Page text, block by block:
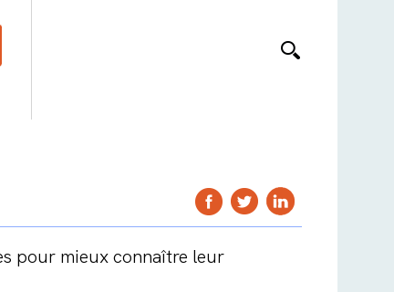
pour mieux connaître leur